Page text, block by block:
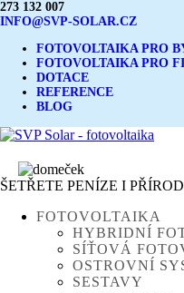
273 132 007
INFO@SVP-SOLAR.CZ
FOTOVOLTAIKA PRO
FOTOVOLTAIKA PRO
DOTACE
REFERENCE
BLOG
ŠETŘETE PENÍZE I
FOTOVOLTAIKA
HYBRIDNÍ
SÍŤOVÁ
OSTROVNÍ
SESTAVY